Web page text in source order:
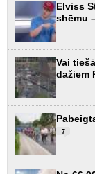
Elviss
shēmu
Vai
dažiem
7